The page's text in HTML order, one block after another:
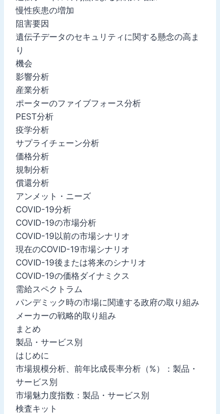
慢性疾患の増加
阻害要因
遺伝子データのセキュリティに関する懸念の高ま
り
機会
影響分析
産業分析
ポーターのファイブフォース分析
PEST分析
疫学分析
サプライチェーン分析
価格分析
規制分析
償還分析
アンメット・ニーズ
COVID-19分析
COVID-19の市場分析
COVID-19以前の市場シナリオ
現在のCOVID-19市場シナリオ
COVID-19後または将来のシナリオ
COVID-19の価格ダイナミクス
需給スペクトラム
パンデミック時の市場に関連する政府の取り組み
メーカーの戦略的取り組み
まとめ
製品・サービス別
はじめに
市場規模分析、前年比成長率分析（%）：製品・
サービス別
市場魅力度指数：製品・サービス別
検査キット